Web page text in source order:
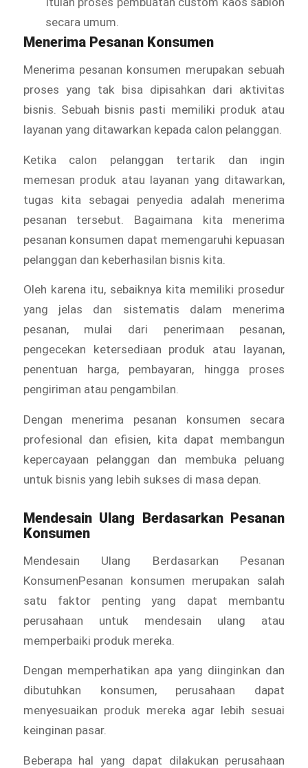
secara umum.
Menerima Pesanan Konsumen
Menerima pesanan konsumen merupakan sebuah
proses yang tak bisa dipisahkan dari aktivitas
bisnis. Sebuah bisnis pasti memiliki produk atau
layanan yang ditawarkan kepada calon pelanggan.
Ketika calon pelanggan tertarik dan ingin
memesan produk atau layanan yang ditawarkan,
tugas kita sebagai penyedia adalah menerima
pesanan tersebut. Bagaimana kita menerima
pesanan konsumen dapat memengaruhi kepuasan
pelanggan dan keberhasilan bisnis kita.
Oleh karena itu, sebaiknya kita memiliki prosedur
yang jelas dan sistematis dalam menerima
pesanan, mulai dari penerimaan pesanan,
pengecekan ketersediaan produk atau layanan,
penentuan harga, pembayaran, hingga proses
pengiriman atau pengambilan.
Dengan menerima pesanan konsumen secara
profesional dan efisien, kita dapat membangun
kepercayaan pelanggan dan membuka peluang
untuk bisnis yang lebih sukses di masa depan.
Mendesain Ulang Berdasarkan Pesanan
Konsumen
Mendesain Ulang Berdasarkan Pesanan
KonsumenPesanan konsumen merupakan salah
satu faktor penting yang dapat membantu
perusahaan untuk mendesain ulang atau
memperbaiki produk mereka.
Dengan memperhatikan apa yang diinginkan dan
dibutuhkan konsumen, perusahaan dapat
menyesuaikan produk mereka agar lebih sesuai
keinginan pasar.
Beberapa hal yang dapat dilakukan perusahaan